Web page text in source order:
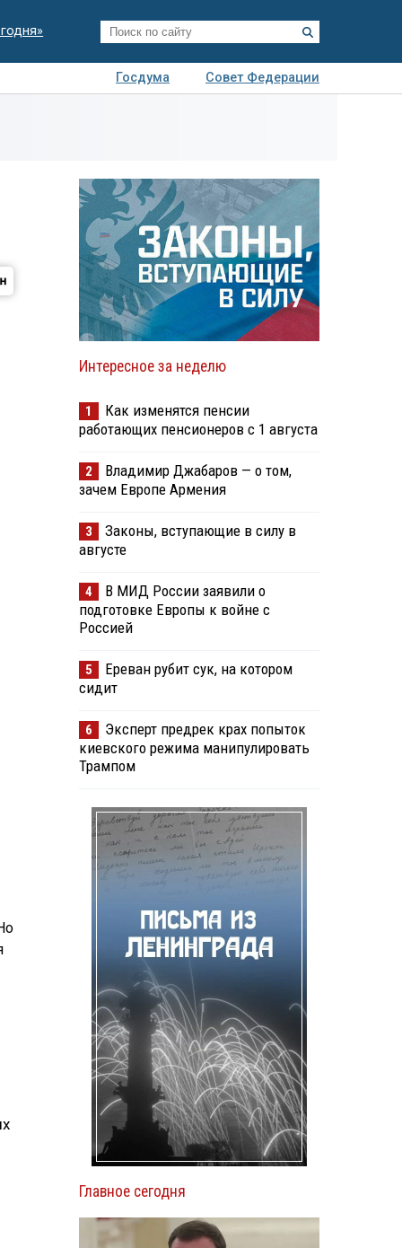
Госдума
Совет Федерации
Интересное за неделю
1
Как изменятся пенсии
работающих пенсионеров с 1 августа
2
Владимир Джабаров — о том,
зачем Европе Армения
3
Законы, вступающие в силу в
августе
4
В МИД России заявили о
подготовке Европы к войне с
Россией
5
Ереван рубит сук, на котором
сидит
6
Эксперт предрек крах попыток
киевского режима манипулировать
Трампом
Главное сегодня